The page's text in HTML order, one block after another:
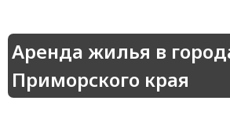
Аренда жилья в
Приморского края